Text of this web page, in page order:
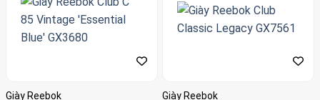
tín dụng Visa, MasterCard, JCB.
Giày Reebok Giày Reebok